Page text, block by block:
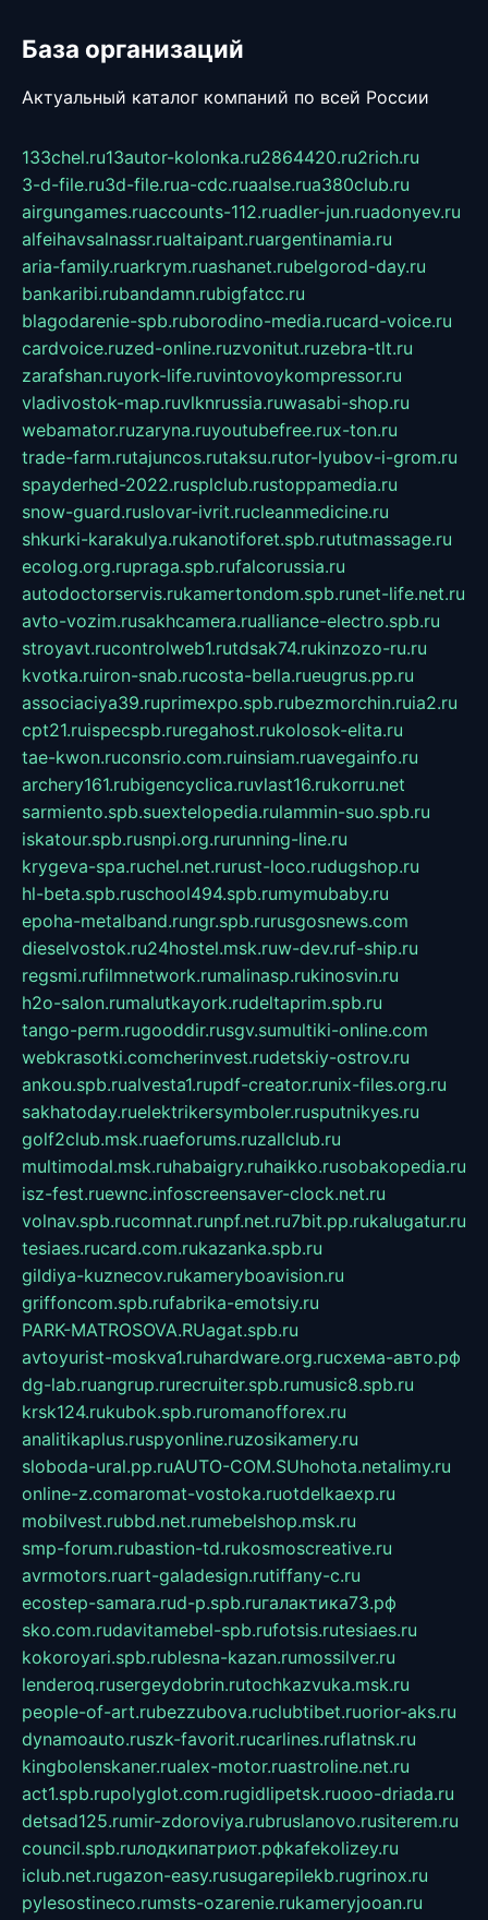
База организаций
Актуальный каталог компаний по всей России
133chel.ru13autor-kolonka.ru2864420.ru2rich.ru
3-d-file.ru3d-file.rua-cdc.ruaalse.rua380club.ru
airgungames.ruaccounts-112.ruadler-jun.ruadonyev.ru
alfeihavsalnassr.rualtaipant.ruargentinamia.ru
aria-family.ruarkrym.ruashanet.rubelgorod-day.ru
bankaribi.rubandamn.rubigfatcc.ru
blagodarenie-spb.ruborodino-media.rucard-voice.ru
cardvoice.ruzed-online.ruzvonitut.ruzebra-tlt.ru
zarafshan.ruyork-life.ruvintovoykompressor.ru
vladivostok-map.ruvlknrussia.ruwasabi-shop.ru
webamator.ruzaryna.ruyoutubefree.rux-ton.ru
trade-farm.rutajuncos.rutaksu.rutor-lyubov-i-grom.ru
spayderhed-2022.rusplclub.rustoppamedia.ru
snow-guard.ruslovar-ivrit.rucleanmedicine.ru
shkurki-karakulya.rukanotiforet.spb.rututmassage.ru
ecolog.org.rupraga.spb.rufalcorussia.ru
autodoctorservis.rukamertondom.spb.runet-life.net.ru
avto-vozim.rusakhcamera.rualliance-electro.spb.ru
stroyavt.rucontrolweb1.rutdsak74.rukinzozo-ru.ru
kvotka.ruiron-snab.rucosta-bella.rueugrus.pp.ru
associaciya39.ruprimexpo.spb.rubezmorchin.ruia2.ru
cpt21.ruispecspb.ruregahost.rukolosok-elita.ru
tae-kwon.ruconsrio.com.ruinsiam.ruavegainfo.ru
archery161.rubigencyclica.ruvlast16.rukorru.net
sarmiento.spb.suextelopedia.rulammin-suo.spb.ru
iskatour.spb.rusnpi.org.rurunning-line.ru
krygeva-spa.ruchel.net.rurust-loco.rudugshop.ru
hl-beta.spb.ruschool494.spb.rumymubaby.ru
epoha-metalband.rungr.spb.rurusgosnews.com
dieselvostok.ru24hostel.msk.ruw-dev.ruf-ship.ru
regsmi.rufilmnetwork.rumalinasp.rukinosvin.ru
h2o-salon.rumalutkayork.rudeltaprim.spb.ru
tango-perm.rugooddir.rusgv.sumultiki-online.com
webkrasotki.comcherinvest.rudetskiy-ostrov.ru
ankou.spb.rualvesta1.rupdf-creator.runix-files.org.ru
sakhatoday.ruelektrikersymboler.rusputnikyes.ru
golf2club.msk.ruaeforums.ruzallclub.ru
multimodal.msk.ruhabaigry.ruhaikko.rusobakopedia.ru
isz-fest.ruewnc.infoscreensaver-clock.net.ru
volnav.spb.rucomnat.runpf.net.ru7bit.pp.rukalugatur.ru
tesiaes.rucard.com.rukazanka.spb.ru
gildiya-kuznecov.rukameryboavision.ru
griffoncom.spb.rufabrika-emotsiy.ru
PARK-MATROSOVA.RUagat.spb.ru
avtoyurist-moskva1.ruhardware.org.ruсхема-авто.рф
dg-lab.ruangrup.rurecruiter.spb.rumusic8.spb.ru
krsk124.rukubok.spb.ruromanofforex.ru
analitikaplus.ruspyonline.ruzosikamery.ru
sloboda-ural.pp.ruAUTO-COM.SUhohota.netalimy.ru
online-z.comaromat-vostoka.ruotdelkaexp.ru
mobilvest.rubbd.net.rumebelshop.msk.ru
smp-forum.rubastion-td.rukosmoscreative.ru
avrmotors.ruart-galadesign.rutiffany-c.ru
ecostep-samara.rud-p.spb.ruгалактика73.рф
sko.com.rudavitamebel-spb.rufotsis.rutesiaes.ru
kokoroyari.spb.rublesna-kazan.rumossilver.ru
lenderoq.rusergeydobrin.rutochkazvuka.msk.ru
people-of-art.rubezzubova.ruclubtibet.ruorior-aks.ru
dynamoauto.ruszk-favorit.rucarlines.ruflatnsk.ru
kingbolenskaner.rualex-motor.ruastroline.net.ru
act1.spb.rupolyglot.com.rugidlipetsk.ruooo-driada.ru
detsad125.rumir-zdoroviya.rubruslanovo.rusiterem.ru
council.spb.ruлодкипатриот.рфkafekolizey.ru
iclub.net.rugazon-easy.rusugarepilekb.rugrinox.ru
pylesostineco.rumsts-ozarenie.rukameryjooan.ru